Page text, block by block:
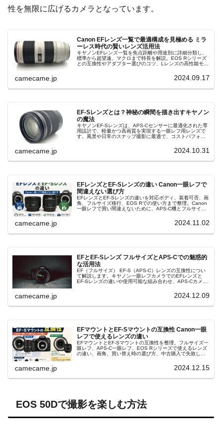
性を無限に広げるカメラとなっています。
Canon EFレンズ一覧で最適構成を見極める ミラ
ーレス時代の賢いレンズ活用法
キヤノンEFレンズ一覧を焦点距離や用途別に詳細分類し、
標準から超望遠、マクロまで特長を解説。EOS Rシリーズ
との互換性やアダプター選びのコツ、Lレンズの高性能モデ
camecame.jp 2024.09.17
EF-Sレンズとは？神秘の瞬間を描き出すキヤノン
の魔法
キヤノンEF-Sレンズは、APS-Cセンサーに最適化された専
用設計で、軽量かつ高画質を実現する一眼レフ用レンズで
す。風景や日常のスナップ撮影に最適で、コストパフォー
く愛用されています。EFレンズとは異なる光学特性を持
ち、APS-Cカメラの性能を引き出すための理想的な選択肢
を魔法のように捉えましょう。
camecame.jp 2024.10.31
EFレンズとEF-Sレンズの違い Canon一眼レフで
間違えない選び方
EFレンズとEF-Sレンズの違いを対応ボディ、装着可否、画
角、フルサイズ移行、EOS Rでの使い方まで整理。Canon
一眼レフで買い間違えないために、APS-C機とフルサイズ
camecame.jp 2024.11.02
EFとEF-Sレンズ フルサイズとAPS-Cでの魅惑的
な活用法
EF（フルサイズ） EF-S（APS-C）レンズの互換性につい
て解説します。キヤノン一眼レフカメラでのEFレンズと
EF-Sレンズの違いや使用可能な組み合わせ、APS-Cカメラ
camecame.jp 2024.12.09
EFマウントとEF-Sマウントの互換性 Canon一眼
レフで使えるレンズの違い
EFマウントとEF-Sマウントの互換性を整理。フルサイズ一
眼レフ、APS-C一眼レフ、EOS Rシリーズで使えるレンズ
の違い、画角、買い替え時の選び方、中古購入で失敗しな
camecame.jp 2024.12.15
EOS 50Dで撮影を楽しむ方法